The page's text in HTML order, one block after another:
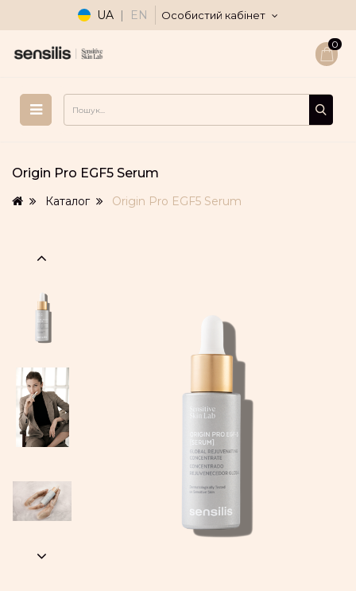
UA EN Особистий кабінет
0
Origin Pro EGF5 Serum
Каталог Origin Pro EGF5 Serum